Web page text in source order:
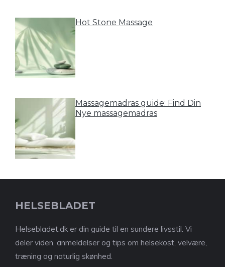
Hot Stone Massage
Massagemadras guide: Find Din
Nye massagemadras
HELSEBLADET
Helsebladet.dk er din guide til en sundere livsstil. Vi
deler viden, anmeldelser og tips om helsekost, velvære,
træning og naturlig skønhed.